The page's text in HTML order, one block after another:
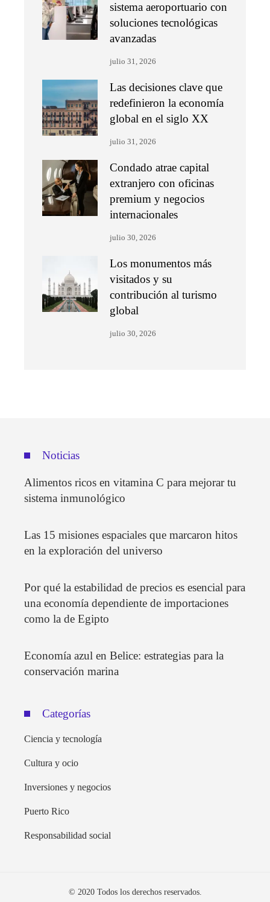
sistema aeroportuario con
soluciones tecnológicas
avanzadas
julio 31, 2026
Las decisiones clave que
redefinieron la economía
global en el siglo XX
julio 31, 2026
Condado atrae capital
extranjero con oficinas
premium y negocios
internacionales
julio 30, 2026
Los monumentos más
visitados y su
contribución al turismo
global
julio 30, 2026
Noticias
Alimentos ricos en vitamina C para mejorar tu
sistema inmunológico
Las 15 misiones espaciales que marcaron hitos
en la exploración del universo
Por qué la estabilidad de precios es esencial para
una economía dependiente de importaciones
como la de Egipto
Economía azul en Belice: estrategias para la
conservación marina
Categorías
Ciencia y tecnología
Cultura y ocio
Inversiones y negocios
Puerto Rico
Responsabilidad social
© 2020 Todos los derechos reservados.